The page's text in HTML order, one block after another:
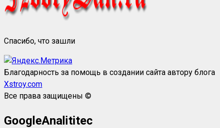
Спасибо, что зашли
Благодарность за помощь в создании сайта автору блога
Xstroy.com
Все права защищены ©
GoogleAnalititec